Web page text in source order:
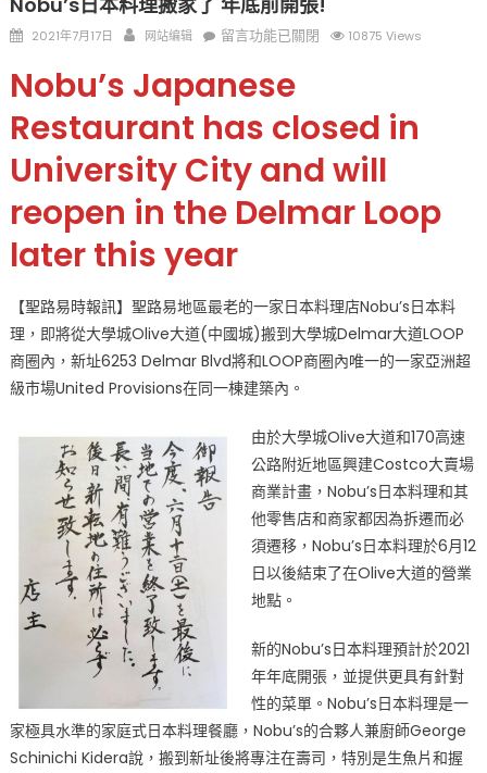
Posted
2021年7月17日 Author
网站编辑
在
日
料
理
搬
家
年
前
開
張!〉
中
留言功能已關閉 10875 Views
Nobu’s Japanese
Restaurant has closed in
University City and will
reopen in the Delmar Loop
later this year
【聖路易時報訊】聖路易地區最老的一家日本料理店Nobu’s日本料
理，即將從大學城Olive大道(中國城)搬到大學城Delmar大道LOOP
商圈內，新址6253 Delmar Blvd將和LOOP商圈內唯一的一家亞洲超
級市場United Provisions在同一棟建築內。
由於大學城Olive大道和170高速
公路附近地區興建Costco大賣場
商業計畫，Nobu’s日本料理和其
他零售店和商家都因為拆遷而必
須遷移，Nobu’s日本料理於6月12
日以後結束了在Olive大道的營業
地點。
新的Nobu’s日本料理預計於2021
年年底開張，並提供更具有針對
性的菜單。Nobu’s日本料理是一
家極具水準的家庭式日本料理餐廳，Nobu’s的合夥人兼廚師George
Schinichi Kidera說，搬到新址後將專注在壽司，特別是生魚片和握